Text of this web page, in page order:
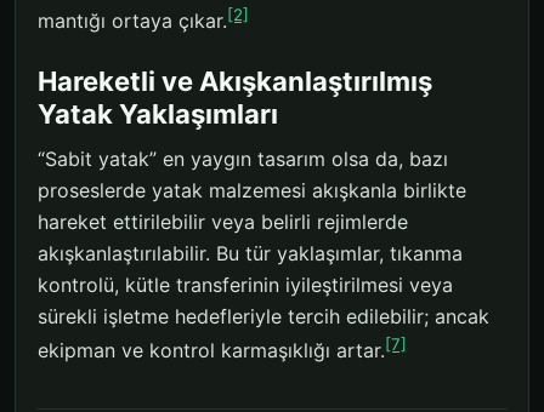
mantığı ortaya çıkar.[2]
Hareketli ve Akışkanlaştırılmış
Yatak Yaklaşımları
“Sabit yatak” en yaygın tasarım olsa da, bazı
proseslerde yatak malzemesi akışkanla birlikte
hareket ettirilebilir veya belirli rejimlerde
akışkanlaştırılabilir. Bu tür yaklaşımlar, tıkanma
kontrolü, kütle transferinin iyileştirilmesi veya
sürekli işletme hedefleriyle tercih edilebilir; ancak
ekipman ve kontrol karmaşıklığı artar.[7]